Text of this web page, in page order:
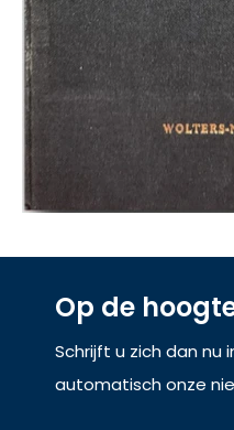
Op de
Schrijft u zich dan nu
automatisch onze